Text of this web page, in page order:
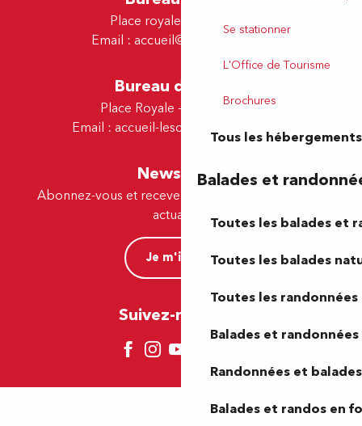
Se stationner
L'Office de Tourisme
Brochures
Tous les hébergements
Balades et
Toutes les balades et
Toutes les balades
Toutes les randonnées
Balades et
Randonnées et
Balades et randos en
Place royale - 64000 Pau
Email : accueil@tourismepau.fr
Bureau de Lescar
Place Royale - 64230 Lescar
Email : accueil-lescar@tourismepau.fr
Newsletter
Abonnez-vous et recevez par e-mail nos offres et
actualités.
Je m'inscris
Suivez-nous ici !